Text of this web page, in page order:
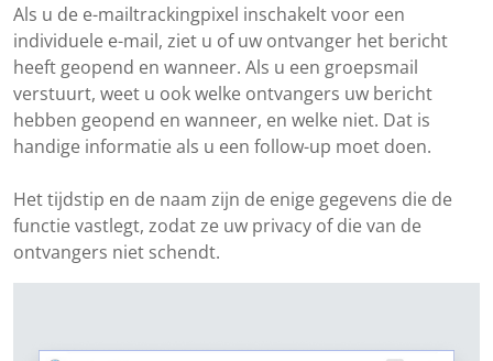
Als u de e-mailtrackingpixel inschakelt voor een
individuele e-mail, ziet u of uw ontvanger het bericht
heeft geopend en wanneer. Als u een groepsmail
verstuurt, weet u ook welke ontvangers uw bericht
hebben geopend en wanneer, en welke niet. Dat is
handige informatie als u een follow-up moet doen.
Het tijdstip en de naam zijn de enige gegevens die de
functie vastlegt, zodat ze uw privacy of die van de
ontvangers niet schendt.